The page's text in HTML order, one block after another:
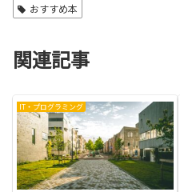
おすすめ本
関連記事
IT・プログラミング